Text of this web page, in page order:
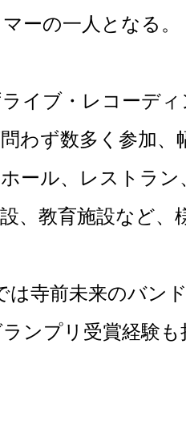
ーの一人となる。
イブ・レコーデ
わず数多く参加、
ール、レストラ
、教育施設など、
は寺前未来のバン
ンプリ受賞経験も